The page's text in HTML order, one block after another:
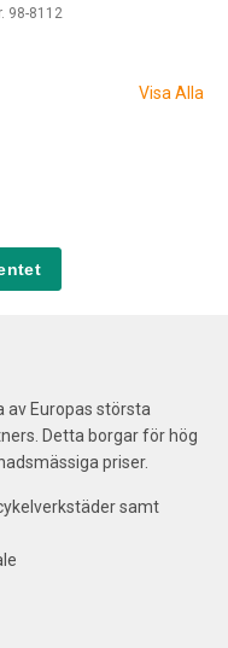
98-8112
Visa Alla
av Europas största
Detta borgar för hög
priser.
samt